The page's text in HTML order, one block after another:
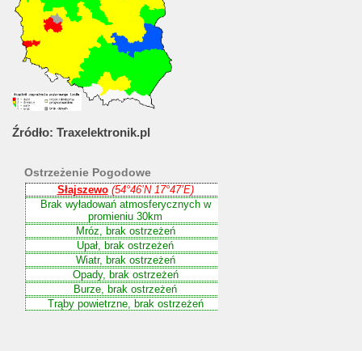
Źródło: Traxelektronik.pl
Ostrzeżenie Pogodowe